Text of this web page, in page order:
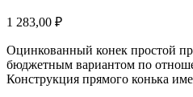
1 283,00 ₽
Оцинкованный конек простой
бюджетным вариантом по
Конструкция прямого конька